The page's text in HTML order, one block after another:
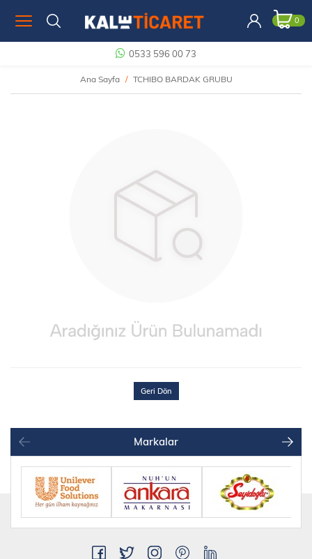
0
0533 596 00 73
Ana Sayfa TCHIBO BARDAK GRUBU
Geri Dön
Markalar